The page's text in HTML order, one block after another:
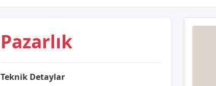
Pazarlık
Teknik Detaylar